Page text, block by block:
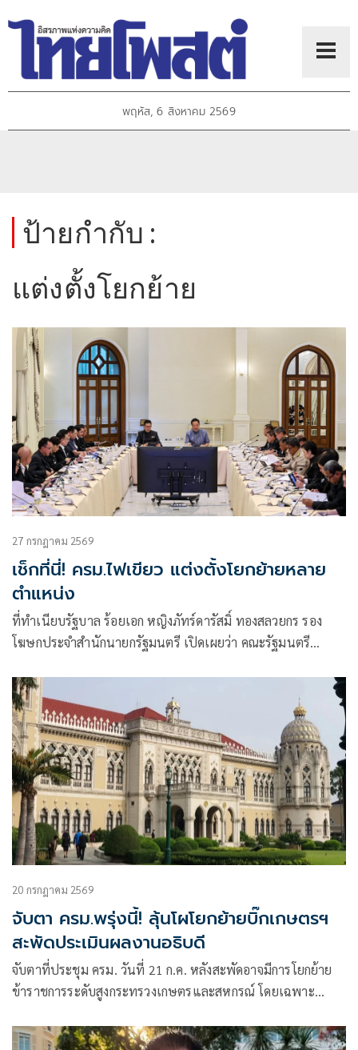
พฤหัส, 6 สิงหาคม 2569
ป้ายกำกับ :
แต่งตั้งโยกย้าย
27 กรกฎาคม 2569
เช็กที่นี่! ครม.ไฟเขียว แต่งตั้งโยกย้ายหลาย
ตำแหน่ง
ที่ทำเนียบรัฐบาล ร้อยเอก หญิงภัทร์ดารัสมิ์ ทองสลวยกร รอง
โฆษกประจำสำนักนายกรัฐมนตรี เปิดเผยว่า คณะรัฐมนตรี
20 กรกฎาคม 2569
จับตา ครม.พรุ่งนี้! ลุ้นโผโยกย้ายบิ๊กเกษตรฯ
สะพัดประเมินผลงานอธิบดี
จับตาที่ประชุม ครม. วันที่ 21 ก.ค. หลังสะพัดอาจมีการโยกย้าย
ข้าราชการระดับสูงกระทรวงเกษตรและสหกรณ์ โดยเฉพาะ